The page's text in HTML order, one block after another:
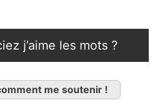
j’aime les mots ?
me soutenir !